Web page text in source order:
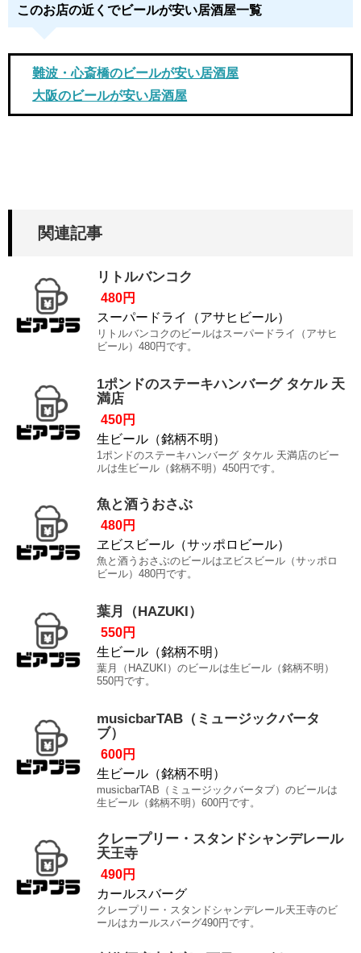
このお店の近くでビールが安い居酒屋一覧
難波・心斎橋のビールが安い居酒屋
大阪のビールが安い居酒屋
関連記事
リトルバンコク
480円
スーパードライ（アサヒビール）
リトルバンコクのビールはスーパードライ（アサヒ
ビール）480円です。
1ポンドのステーキハンバーグ タケル 天
満店
450円
生ビール（銘柄不明）
1ポンドのステーキハンバーグ タケル 天満店のビー
ルは生ビール（銘柄不明）450円です。
魚と酒うおさぶ
480円
ヱビスビール（サッポロビール）
魚と酒うおさぶのビールはヱビスビール（サッポロ
ビール）480円です。
葉月（HAZUKI）
550円
生ビール（銘柄不明）
葉月（HAZUKI）のビールは生ビール（銘柄不明）
550円です。
musicbarTAB（ミュージックバータ
ブ）
600円
生ビール（銘柄不明）
musicbarTAB（ミュージックバータブ）のビールは
生ビール（銘柄不明）600円です。
クレープリー・スタンドシャンデレール
天王寺
490円
カールスバーグ
クレープリー・スタンドシャンデレール天王寺のビ
ールはカールスバーグ490円です。